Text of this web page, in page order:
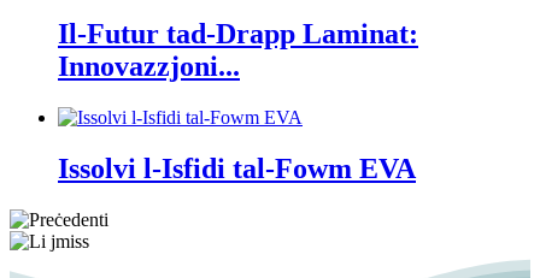
Il-Futur tad-Drapp Laminat:
Innovazzjoni...
Issolvi l-Isfidi tal-Fowm EVA